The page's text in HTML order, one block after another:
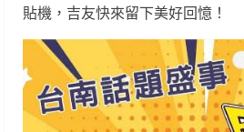
貼機，吉友快來留下美好回憶！